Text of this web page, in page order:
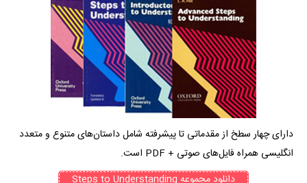
دارای چهار سطخ از مقدماتی تا پیشرفته شامل داستان‌های متنوع و متعدد
انگلیسی ‌همراه فایل‌های صوتی + PDF است.